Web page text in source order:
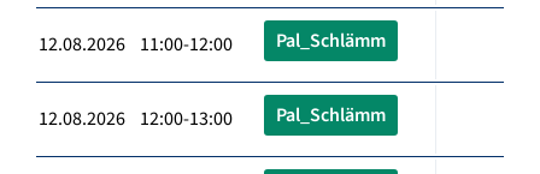
12.08.2026 11:00-12:00 Pal_Schlämm
12.08.2026 12:00-13:00 Pal_Schlämm